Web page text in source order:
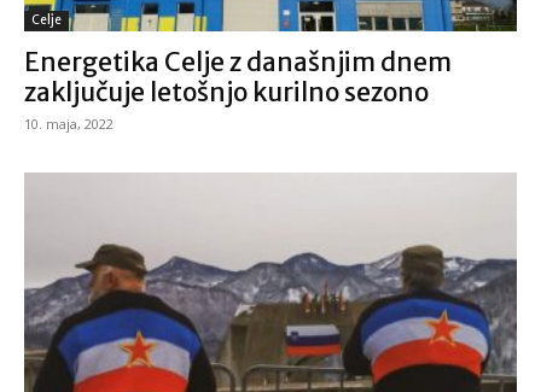
Celje
Energetika Celje z današnjim dnem
zaključuje letošnjo kurilno sezono
10. maja, 2022